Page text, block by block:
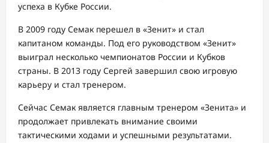
успеха в Кубке России.
В 2009 году Семак перешел в «Зенит» и стал
капитаном команды. Под его руководством «Зенит»
выиграл несколько чемпионатов России и Кубков
страны. В 2013 году Сергей завершил свою игровую
карьеру и стал тренером.
Сейчас Семак является главным тренером «Зенита» и
продолжает привлекать внимание своими
тактическими ходами и успешными результатами.